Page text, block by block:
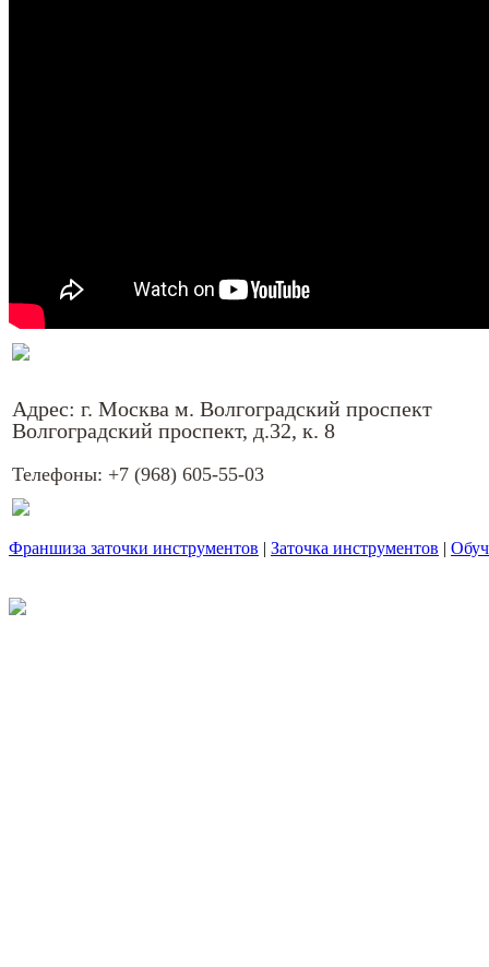
Адрес: г. Москва м. Волгоградский проспект
Волгоградский проспект, д.32, к. 8
Телефоны: +7 (968) 605-55-03
Франшиза заточки инструментов | Заточка инструментов |